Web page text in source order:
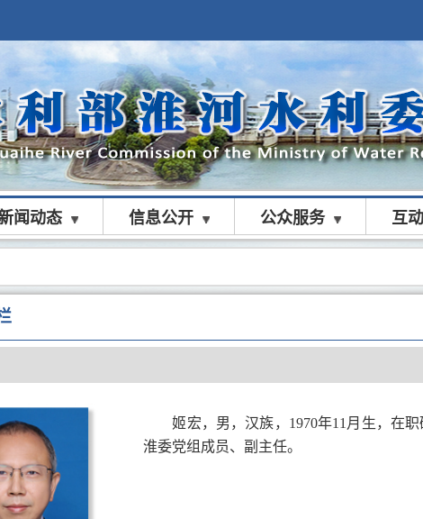
闻动态 信息公开 公众服务 互
姬宏，男，汉族，1970年11月生，在
淮委党组成员、副主任。